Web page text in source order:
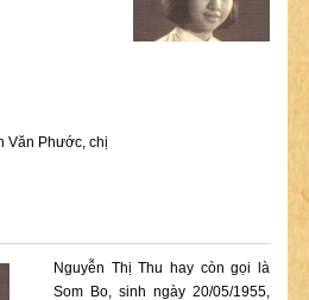
Văn Phước, chị
Nguyễn Thị Thu hay còn gọi là
Som Bo, sinh ngày 20/05/1955,